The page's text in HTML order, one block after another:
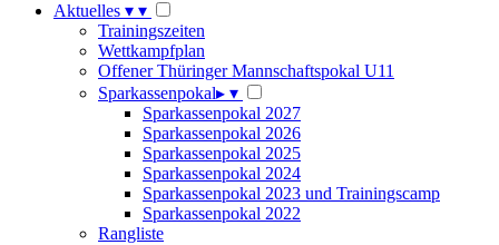
Aktuelles ▾ ▾
Trainingszeiten
Wettkampfplan
Offener Thüringer Mannschaftspokal U11
Sparkassenpokal▸ ▾
Sparkassenpokal 2027
Sparkassenpokal 2026
Sparkassenpokal 2025
Sparkassenpokal 2024
Sparkassenpokal 2023 und Trainingscamp
Sparkassenpokal 2022
Rangliste